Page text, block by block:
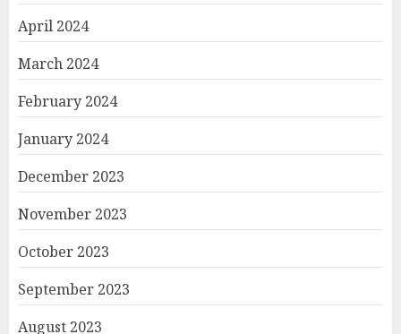
April 2024
March 2024
February 2024
January 2024
December 2023
November 2023
October 2023
September 2023
August 2023